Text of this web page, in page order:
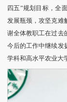
四五”规划目标，全
发展瓶颈，攻坚克难
谢全体教职工在过去
今后的工作中继续发
学科和高水平农业大